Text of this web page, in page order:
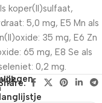
koper(II)sulfaat,
5,0 mg, E5 Mn als
35 mg, E6 Zn
65 mg, E8 Se als
0,2 mg.